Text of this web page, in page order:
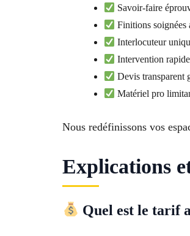
Savoir-faire
Finitions soignées
Interlocuteur
Intervention
Devis transparent
Matériel pro
Nous redéfinissons vos
Explications
Quel est le tarif